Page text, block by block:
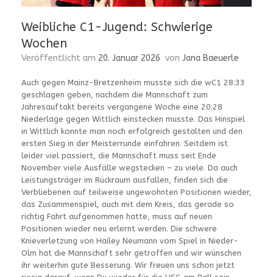
Weibliche C1-Jugend: Schwierige
Wochen
Veröffentlicht am 20. Januar 2026 von Jana Baeuerle
Auch gegen Mainz-Bretzenheim musste sich die wC1 28:33
geschlagen geben, nachdem die Mannschaft zum
Jahresauftakt bereits vergangene Woche eine 20:28
Niederlage gegen Wittlich einstecken musste. Das Hinspiel
in Wittlich konnte man noch erfolgreich gestalten und den
ersten Sieg in der Meisterrunde einfahren. Seitdem ist
leider viel passiert, die Mannschaft muss seit Ende
November viele Ausfälle wegstecken – zu viele. Da auch
Leistungsträger im Rückraum ausfallen, finden sich die
Verbliebenen auf teilweise ungewohnten Positionen wieder,
das Zusammenspiel, auch mit dem Kreis, das gerade so
richtig Fahrt aufgenommen hatte, muss auf neuen
Positionen wieder neu erlernt werden. Die schwere
Knieverletzung von Hailey Neumann vom Spiel in Nieder-
Olm hat die Mannschaft sehr getroffen und wir wünschen
ihr weiterhin gute Besserung. Wir freuen uns schon jetzt